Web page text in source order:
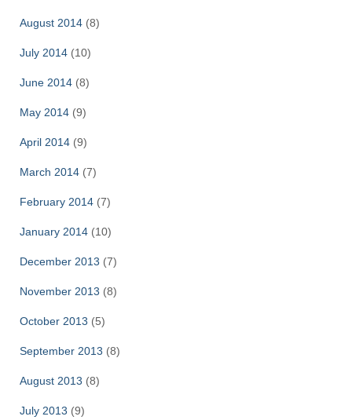
August 2014 (8)
July 2014 (10)
June 2014 (8)
May 2014 (9)
April 2014 (9)
March 2014 (7)
February 2014 (7)
January 2014 (10)
December 2013 (7)
November 2013 (8)
October 2013 (5)
September 2013 (8)
August 2013 (8)
July 2013 (9)